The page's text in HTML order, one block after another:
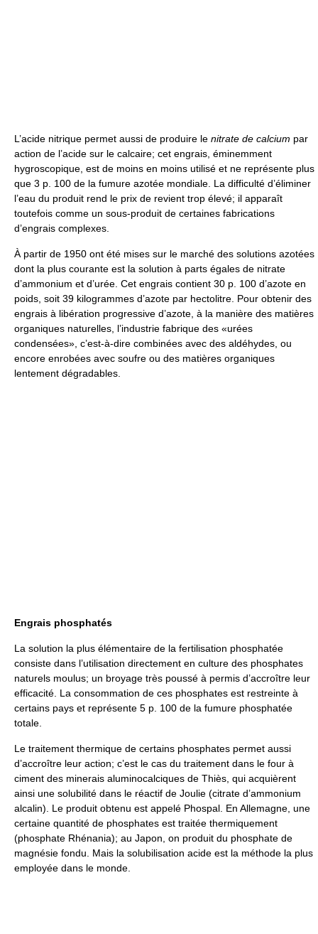
L’acide nitrique permet aussi de produire le nitrate de calcium par
action de l’acide sur le calcaire; cet engrais, éminemment
hygroscopique, est de moins en moins utilisé et ne représente plus
que 3 p. 100 de la fumure azotée mondiale. La difficulté d’éliminer
l’eau du produit rend le prix de revient trop élevé; il apparaît
toutefois comme un sous-produit de certaines fabrications
d’engrais complexes.
À partir de 1950 ont été mises sur le marché des solutions azotées
dont la plus courante est la solution à parts égales de nitrate
d’ammonium et d’urée. Cet engrais contient 30 p. 100 d’azote en
poids, soit 39 kilogrammes d’azote par hectolitre. Pour obtenir des
engrais à libération progressive d’azote, à la manière des matières
organiques naturelles, l’industrie fabrique des «urées
condensées», c’est-à-dire combinées avec des aldéhydes, ou
encore enrobées avec soufre ou des matières organiques
lentement dégradables.
Engrais phosphatés
La solution la plus élémentaire de la fertilisation phosphatée
consiste dans l’utilisation directement en culture des phosphates
naturels moulus; un broyage très poussé à permis d’accroître leur
efficacité. La consommation de ces phosphates est restreinte à
certains pays et représente 5 p. 100 de la fumure phosphatée
totale.
Le traitement thermique de certains phosphates permet aussi
d’accroître leur action; c’est le cas du traitement dans le four à
ciment des minerais aluminocalciques de Thiès, qui acquièrent
ainsi une solubilité dans le réactif de Joulie (citrate d’ammonium
alcalin). Le produit obtenu est appelé Phospal. En Allemagne, une
certaine quantité de phosphates est traitée thermiquement
(phosphate Rhénania); au Japon, on produit du phosphate de
magnésie fondu. Mais la solubilisation acide est la méthode la plus
employée dans le monde.